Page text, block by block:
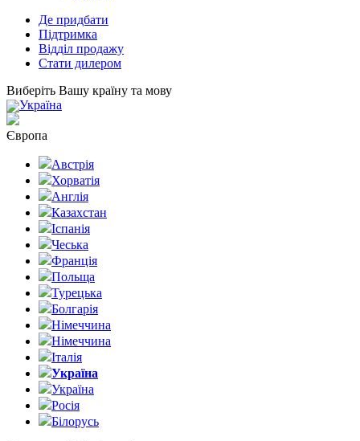
Де придбати
Підтримка
Відділ продажу
Стати дилером
Виберіть Вашу країну та мову
Україна
Європа
Австрія
Хорватія
Англія
Казахстан
Іспанія
Чеська
Франція
Польща
Турецька
Болгарія
Німеччина
Німеччина
Італія
Україна
Україна
Росія
Білорусь